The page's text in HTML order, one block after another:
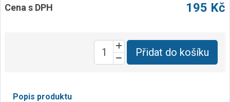
Cena s DPH 195 Kč
Přidat do košíku
Popis produktu